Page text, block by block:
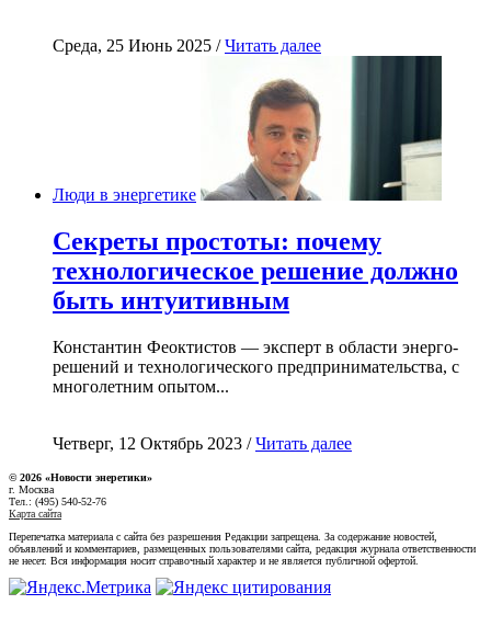
Среда, 25 Июнь 2025 /Читать далее
Люди в энергетике
Секреты простоты: почему
технологическое решение должно
быть интуитивным
Константин Феоктистов — эксперт в области энерго-
решений и технологического предпринимательства, с
многолетним опытом...
Четверг, 12 Октябрь 2023 /Читать далее
© 2026 «Новости энеретики»
г. Москва
Тел.: (495) 540-52-76
Карта сайта
Перепечатка материала с сайта без разрешения Редакции запрещена. За содержание новостей,
объявлений и комментариев, размещенных пользователями сайта, редакция журнала ответственности
не несет. Вся информация носит справочный характер и не является публичной офертой.